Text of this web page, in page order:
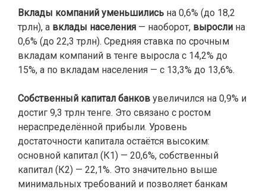
Вклады компаний уменьшились на 0,6% (до 18,2
трлн), а вклады населения — наоборот, выросли на
0,6% (до 22,3 трлн). Средняя ставка по срочным
вкладам компаний в тенге выросла с 14,2% до
15%, а по вкладам населения — с 13,3% до 13,6%.
Собственный капитал банков увеличился на 0,9% и
достиг 9,3 трлн тенге. Это связано с ростом
нераспределённой прибыли. Уровень
достаточности капитала остаётся высоким:
основной капитал (К1) — 20,6%, собственный
капитал (К2) — 22,1%. Это значительно выше
минимальных требований и позволяет банкам